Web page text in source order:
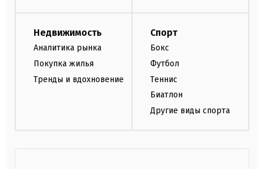
Недвижимость
Аналитика рынка
Покупка жилья
Тренды и вдохновение
Спорт
Бокс
Футбол
Теннис
Биатлон
Другие виды спорта